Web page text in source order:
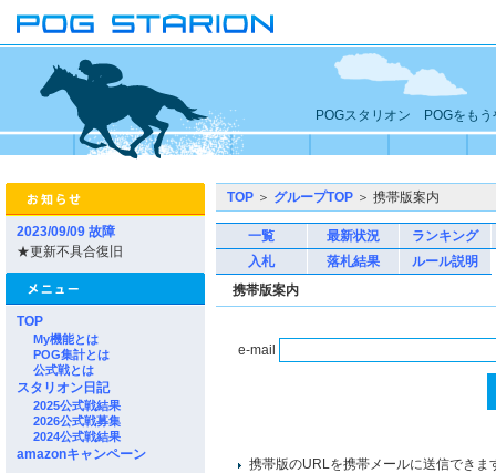
POGスタリオン POGをもう
2023/09/09 故障
★更新不具合復旧
TOP
My機能とは
POG集計とは
公式戦とは
スタリオン日記
2025公式戦結果
2026公式戦募集
2024公式戦結果
amazonキャンペーン
TOP ＞ グループTOP ＞ 携帯版案内
一覧 最新状況
ランキング
入札
落札結果
ルール説明
携帯版案内
e-mail
携帯版のURLを携帯メールに送信できま